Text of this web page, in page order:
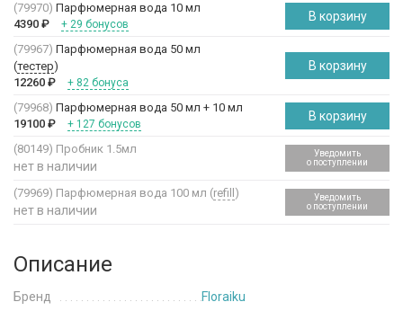
(79970) Парфюмерная вода 10 мл
4390 ₽ + 29 бонусов
В корзину
(79967) Парфюмерная вода 50 мл
(тестер)
12260 ₽ + 82 бонуса
В корзину
(79968) Парфюмерная вода 50 мл + 10 мл
19100 ₽ + 127 бонусов
В корзину
(80149) Пробник 1.5мл
нет в наличии
Уведомить
о поступлении
(79969) Парфюмерная вода 100 мл (refill )
нет в наличии
Уведомить
о поступлении
Описание
Бренд
Floraiku